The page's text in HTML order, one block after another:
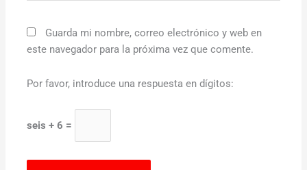
Guarda mi nombre, correo electrónico y web en
este navegador para la próxima vez que comente.
Por favor, introduce una respuesta en dígitos:
seis + 6 =